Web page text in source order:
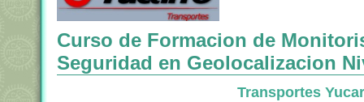
Curso de Formacion de
Seguridad en Geolocalizacion
Transportes